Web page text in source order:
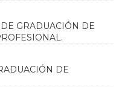
GRADUACIÓN DE
DE